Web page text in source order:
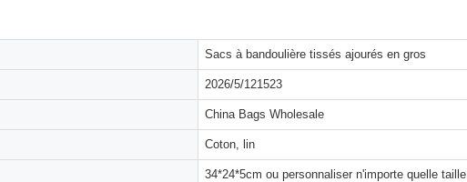
Sacs à bandoulière tissés ajourés en gros
2026/5/121523
China Bags Wholesale
Coton, lin
34*24*5cm ou personnaliser n'importe quelle taille